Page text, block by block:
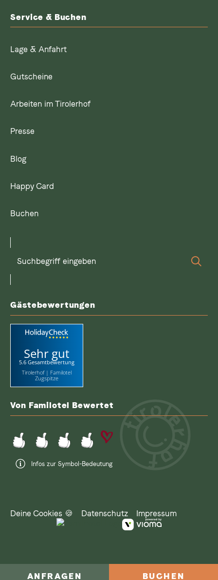
ANFRAGEN BUCHEN
Service & Buchen
Lage & Anfahrt
Gutscheine
Arbeiten im Tirolerhof
Presse
Blog
Happy Card
Buchen
Suchbegriff
Gästebewertungen
Sehr gut
5.6 Gesamtbewertung
Tirolerhof | Familotel
Zugspitze
Von Familotel Bewertet
Infos zur Symbol-Bedeutung
Deine Cookies 🍪 Datenschutz Impressum